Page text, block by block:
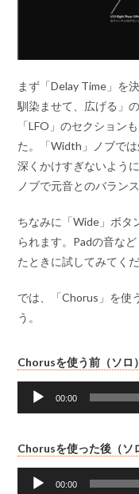
まず「Delay Time」を
馴染ませて、広げる」
「LFO」のセクション
た。「Width」ノブでは
深くかけすぎないよう
ノブで元音とのバラン
ちなみに「Wide」ボタ
られます。Padの音な
たときに試してみてくだ
では、「Chorus」を使
う。
Chorusを使う前（ソロ）
00:00
Chorusを使った後（ソ
00:00